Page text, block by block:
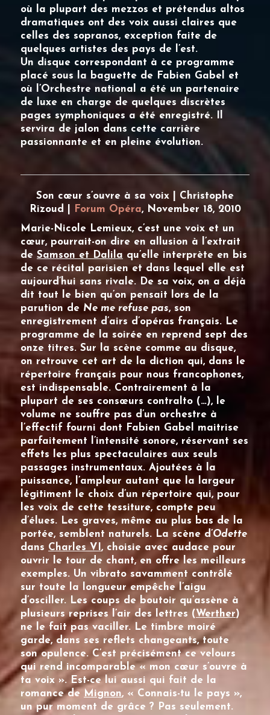
où la plupart des mezzos et prétendus altos
dramatiques ont des voix aussi claires que
celles des sopranos, exception faite de
quelques artistes des pays de l’est.
Un disque correspondant à ce programme
placé sous la baguette de Fabien Gabel et
où l’Orchestre national a été un partenaire
de luxe en charge de quelques discrètes
pages symphoniques a été enregistré. Il
servira de jalon dans cette carrière
passionnante et en pleine évolution.
Son cœur s’ouvre à sa voix | Christophe
Rizoud |
Forum Opéra, November 18, 2010
Marie-Nicole Lemieux, c’est une voix et un
cœur, pourrait-on dire en allusion à l’extrait
deSamson et Dalila qu’elle interprète en bis
de ce récital parisien et dans lequel elle est
aujourd’hui sans rivale. De sa voix, on a déjà
dit tout le bien qu’on pensait lors de la
parution de Ne me refuse pas, son
enregistrement d’airs d’opéras français. Le
programme de la soirée en reprend sept des
onze titres. Sur la scène comme au disque,
on retrouve cet art de la diction qui, dans le
répertoire français pour nous francophones,
est indispensable. Contrairement à la
plupart de ses consœurs contralto (…), le
volume ne souffre pas d’un orchestre à
l’effectif fourni dont Fabien Gabel maitrise
parfaitement l’intensité sonore, réservant ses
effets les plus spectaculaires aux seuls
passages instrumentaux. Ajoutées à la
puissance, l’ampleur autant que la largeur
légitiment le choix d’un répertoire qui, pour
les voix de cette tessiture, compte peu
d’élues. Les graves, même au plus bas de la
portée, semblent naturels. La scène d’Odette
dans Charles VI, choisie avec audace pour
ouvrir le tour de chant, en offre les meilleurs
exemples. Un vibrato savamment contrôlé
sur toute la longueur empêche l’aigu
d’osciller. Les coups de boutoir qu’assène à
plusieurs reprises l’air des lettres (Werther)
ne le fait pas vaciller. Le timbre moiré
garde, dans ses reflets changeants, toute
son opulence. C’est précisément ce velours
qui rend incomparable « mon cœur s’ouvre à
ta voix ». Est-ce lui aussi qui fait de la
romance de
Mignon, « Connais-tu le pays »,
un pur moment de grâce ? Pas seulement.